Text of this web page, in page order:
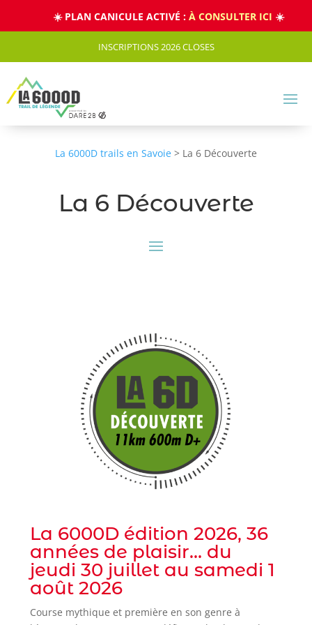
☀️ PLAN CANICULE ACTIVÉ : À CONSULTER ICI ☀️
INSCRIPTIONS 2026 CLOSES
La 6000D trails en Savoie > La 6 Découverte
La 6 Découverte
La 6000D édition 2026, 36
années de plaisir… du
jeudi 30 juillet au samedi 1
août 2026
Course mythique et première en son genre à